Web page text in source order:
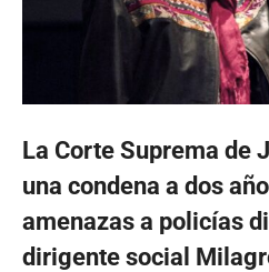
La Corte Suprema de
una condena a dos
amenazas a policías
dirigente social